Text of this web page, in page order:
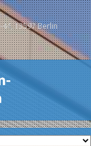
13597 Berlin